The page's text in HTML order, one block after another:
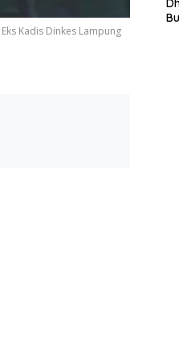
Kadis Dinkes Lampung